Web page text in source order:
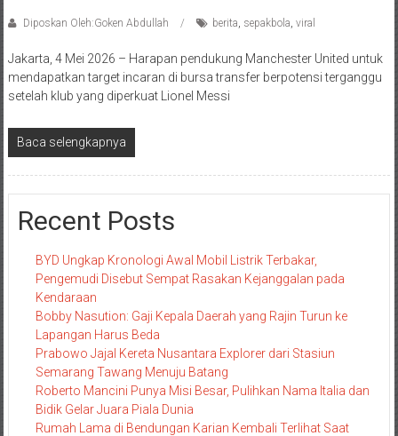
Diposkan Oleh:Goken Abdullah berita, sepakbola, viral
Jakarta, 4 Mei 2026 – Harapan pendukung Manchester United untuk
mendapatkan target incaran di bursa transfer berpotensi terganggu
setelah klub yang diperkuat Lionel Messi
Baca selengkapnya
Recent Posts
BYD Ungkap Kronologi Awal Mobil Listrik Terbakar,
Pengemudi Disebut Sempat Rasakan Kejanggalan pada
Kendaraan
Bobby Nasution: Gaji Kepala Daerah yang Rajin Turun ke
Lapangan Harus Beda
Prabowo Jajal Kereta Nusantara Explorer dari Stasiun
Semarang Tawang Menuju Batang
Roberto Mancini Punya Misi Besar, Pulihkan Nama Italia dan
Bidik Gelar Juara Piala Dunia
Rumah Lama di Bendungan Karian Kembali Terlihat Saat